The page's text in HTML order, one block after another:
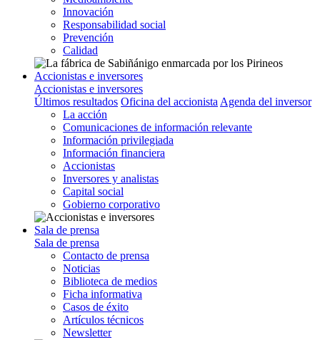
Innovación
Responsabilidad social
Prevención
Calidad
Accionistas e inversores
Accionistas e inversores
Últimos resultados Oficina del accionista Agenda del inversor
La acción
Comunicaciones de información relevante
Información privilegiada
Información financiera
Accionistas
Inversores y analistas
Capital social
Gobierno corporativo
Sala de prensa
Sala de prensa
Contacto de prensa
Noticias
Biblioteca de medios
Ficha informativa
Casos de éxito
Artículos técnicos
Newsletter